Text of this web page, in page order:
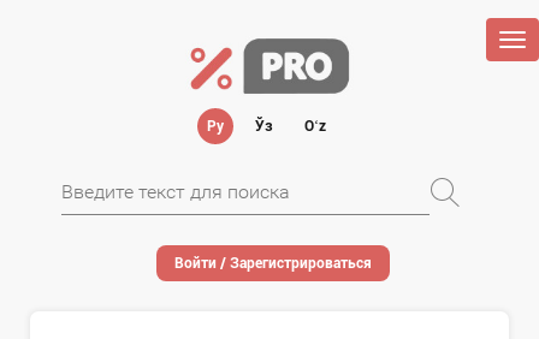
Ру Ўз Oʻz
Войти / Зарегистрироваться